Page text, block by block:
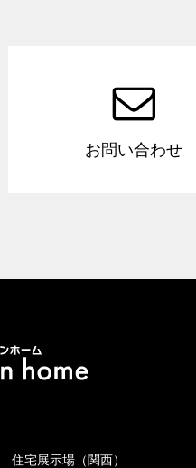

お問い合わせ
住宅展示場（関西）